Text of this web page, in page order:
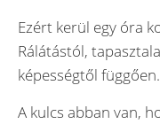
Ezért kerül egy óra
Rálátástól,
képességtől függően.
A kulcs abban van,